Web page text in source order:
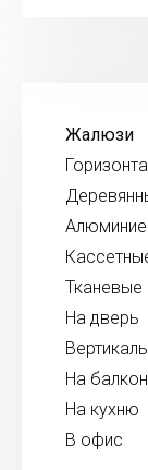
Жалюзи
Тканевые
На дверь
На балкон
На кухню
В офис